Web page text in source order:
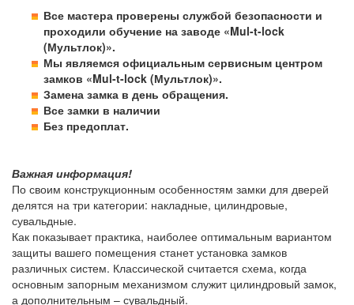
Все мастера проверены службой безопасности и
проходили обучение на заводе «Mul-t-lock
(Мультлок)».
Мы являемся официальным сервисным центром
замков «Mul-t-lock (Мультлок)».
Замена замка в день обращения.
Все замки в наличии
Без предоплат.
Важная информация!
По своим конструкционным особенностям замки для дверей
делятся на три категории: накладные, цилиндровые,
сувальдные.
Как показывает практика, наиболее оптимальным вариантом
защиты вашего помещения станет установка замков
различных систем. Классической считается схема, когда
основным запорным механизмом служит цилиндровый замок,
а дополнительным – сувальдный.